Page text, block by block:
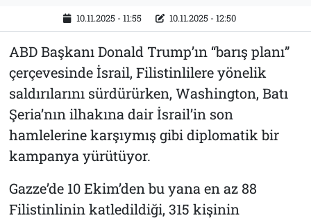
10.11.2025 - 11:55 10.11.2025 - 12:50
ABD Başkanı Donald Trump’ın “barış planı”
çerçevesinde İsrail, Filistinlilere yönelik
saldırılarını sürdürürken, Washington, Batı
Şeria’nın ilhakına dair İsrail’in son
hamlelerine karşıymış gibi diplomatik bir
kampanya yürütüyor.
Gazze’de 10 Ekim’den bu yana en az 88
Filistinlinin katledildiği, 315 kişinin